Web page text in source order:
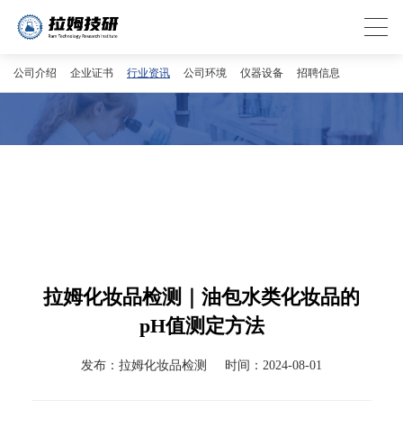
公司介绍 企业证书 行业资讯 公司环境 仪器设备 招聘信息
拉姆化妆品检测｜油包水类化妆品的
pH值测定方法
发布：拉姆化妆品检测 时间：2024-08-01